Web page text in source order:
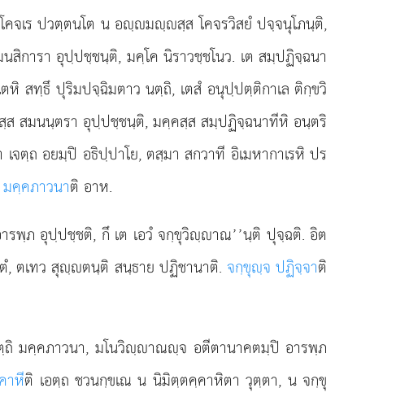
คจเร ปวตฺตนโต น อฺมฺสฺส โคจรวิสยํ ปจฺจนุโภนฺติ,
สิการา อุปฺปชฺชนฺติ, มคฺโค นิราวชฺชโนว. เต สมฺปฏิจฺฉนา
หิ สทฺธึ ปุริมปจฺฉิมตาว นตฺถิ, เตสํ อนุปฺปตฺติกาเล ติกฺขวิ
สมนนฺตรา อุปฺปชฺชนฺติ, มคฺคสฺส สมฺปฏิจฺฉนาทีหิ อนฺตริ
จตฺถ อยมฺปิ อธิปฺปาโย, ตสฺมา สกวาที อิเมหากาเรหิ ปร
คฺคภาวนาติ อาห.
รพฺภ อุปฺปชฺชติ, กึ เต เอวํ จกฺขุวิฺาณ’’นฺติ ปุจฺฉติ. อิต
, ตเทว สุฺตนฺติ สนฺธาย ปฏิชานาติ. จกฺขุฺจ ปฏิจฺจาติ
มคฺคภาวนา, มโนวิฺาณฺจ อตีตานาคตมฺปิ อารพฺภ
าหีติ เอตฺถ ชวนกฺขเณ น นิมิตฺตคฺคาหิตา วุตฺตา, น จกฺขุ